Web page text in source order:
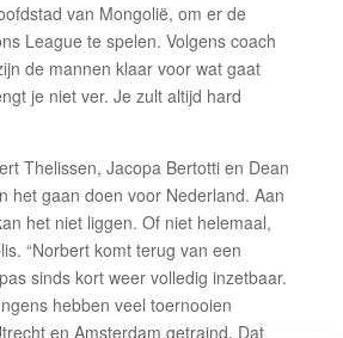
van Mongolië, om er de
League te spelen. Volgens coach
de mannen klaar voor wat gaat
je niet ver. Je zult altijd hard
Thelissen, Jacopa Bertotti en Dean
het gaan doen voor Nederland. Aan
het niet liggen. Of niet helemaal,
“Norbert komt terug van een
sinds kort weer volledig inzetbaar.
hebben veel toernooien
en Amsterdam getraind. Dat